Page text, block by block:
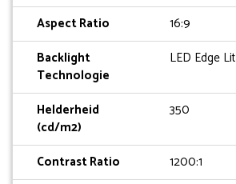
Aspect Ratio
16:9
Backlight
Technologie
LED Edge Lit
Helderheid
(cd/m2)
350
Contrast Ratio 1200:1